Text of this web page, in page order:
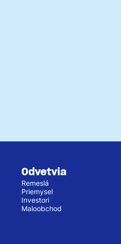
Odvetvia
Remeslá
Priemysel
Investori
Maloobchod